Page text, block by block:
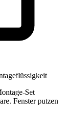
Set
Fenster putzen